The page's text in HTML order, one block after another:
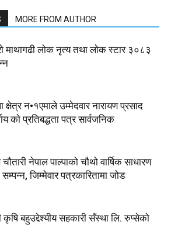
MORE FROM AUTHOR
माथागढी लाेक नृत्य तथा लाेक स्टार ३०८३
क्षेत्र न•१एमाले उम्मेदवार नारायण प्रसाद
काे प्रतिबद्धता पत्र सार्वजनिक
नेपाल पाल्पाको चौथो वार्षिक साधारण
जिम्मेवार पत्रकारितामा जोड
कृषि बहुउद्देश्यीय सहकारी सँस्था लि. रुप्सेको